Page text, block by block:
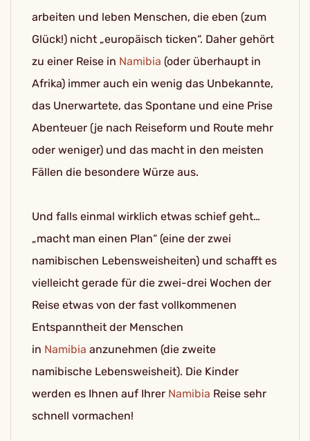
arbeiten und leben Menschen, die eben (zum
Glück!) nicht „europäisch ticken“. Daher gehört
zu einer Reise in Namibia (oder überhaupt in
Afrika) immer auch ein wenig das Unbekannte,
das Unerwartete, das Spontane und eine Prise
Abenteuer (je nach Reiseform und Route mehr
oder weniger) und das macht in den meisten
Fällen die besondere Würze aus.
Und falls einmal wirklich etwas schief geht…
„macht man einen Plan“ (eine der zwei
namibischen Lebensweisheiten) und schafft es
vielleicht gerade für die zwei-drei Wochen der
Reise etwas von der fast vollkommenen
Entspanntheit der Menschen
in Namibia anzunehmen (die zweite
namibische Lebensweisheit). Die Kinder
werden es Ihnen auf Ihrer Namibia Reise sehr
schnell vormachen!